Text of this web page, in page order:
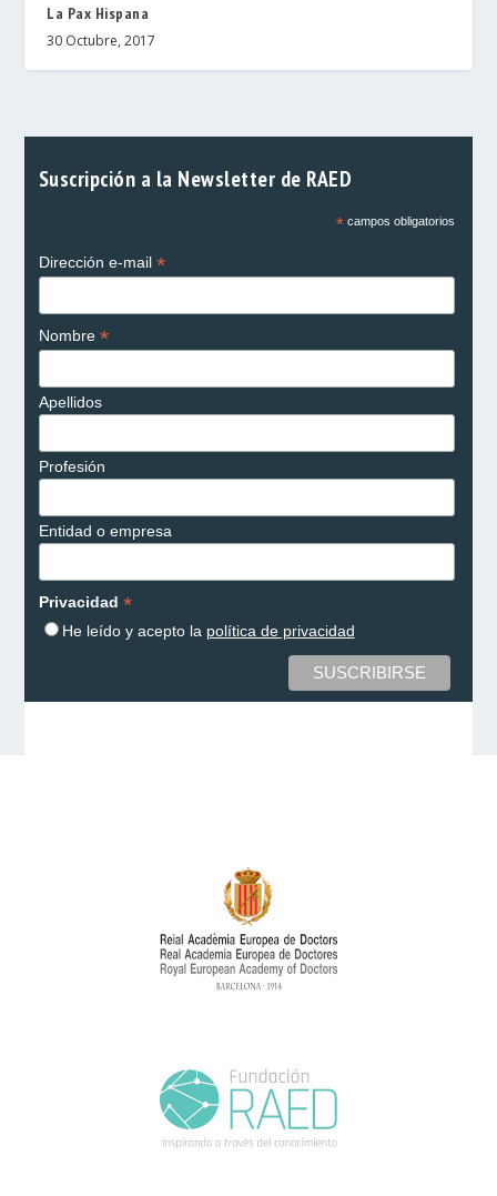
La Pax Hispana
30 Octubre, 2017
Suscripción a la Newsletter de RAED
*campos obligatorios
Dirección e-mail *
Nombre *
Apellidos
Profesión
Entidad o empresa
Privacidad *
He leído y acepto la política de privacidad